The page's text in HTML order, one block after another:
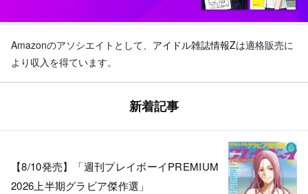
Amazonのアソシエイトとして、 アイドル雑誌情報Zは適格販売に
より収入を得ています。
新着記事
【8/10発売】「週刊プレイボーイPREMIUM
2026上半期グラビア傑作選」